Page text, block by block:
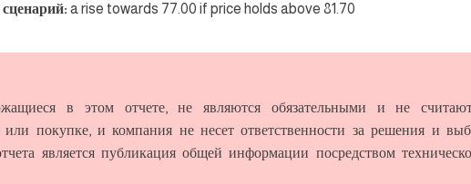
a rise towards 77.00 if price holds above 81.70
в этом отчете, не являются обязательными и не
покупке, и компания не несет ответственности за решения и
является публикация общей информации посредством